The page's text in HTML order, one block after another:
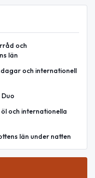
och
län
och internationell
och internationella
län under natten